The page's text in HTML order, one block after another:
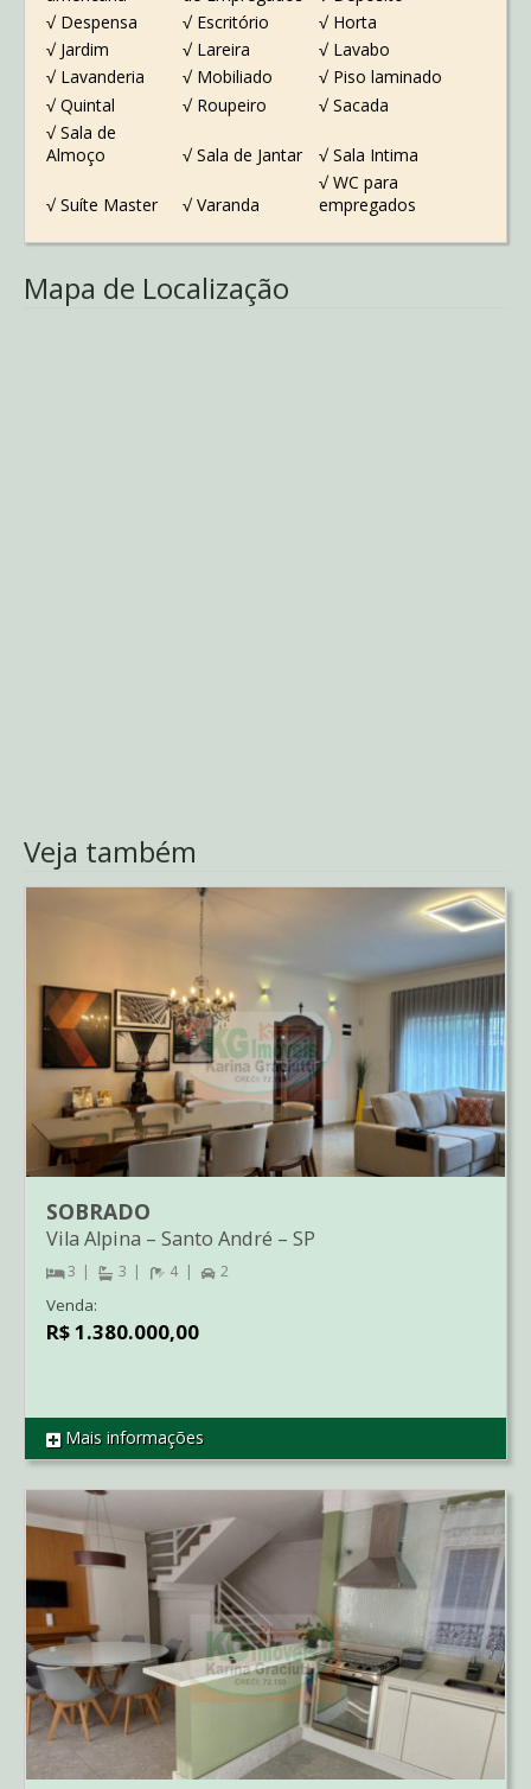
√ Despensa
√ Escritório
√ Horta
√ Jardim
√ Lareira
√ Lavabo
√ Lavanderia
√ Mobiliado
√ Piso laminado
√ Quintal
√ Roupeiro
√ Sacada
√ Sala de
Almoço
√ Sala de Jantar √ Sala Intima
√ Suíte Master √ Varanda
√ WC para
empregados
Mapa de Localização
Veja também
REF SO2630
SOBRADO
Vila Alpina – Santo André – SP
3 3 4 2
Venda:
R$ 1.380.000,00
Mais informações